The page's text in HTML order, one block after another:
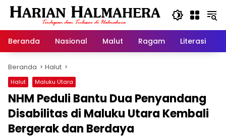
Langsung
Beranda
Nasional Malut Ragam Literasi
Beranda Halut
Halut Maluku Utara
NHM Peduli Bantu Dua Penyandang
Disabilitas di Maluku Utara Kembali
Bergerak dan Berdaya